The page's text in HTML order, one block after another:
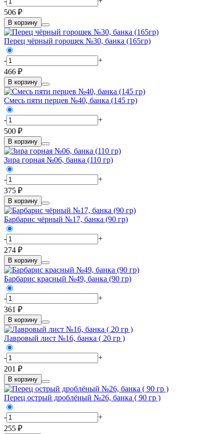
506 ₽
В корзину
Перец чёрный горошек №30, банка (165гр)
-
+
466 ₽
В корзину
Смесь пяти перцев №40, банка (145 гр)
-
+
500 ₽
В корзину
Зира горная №06, банка (110 гр)
-
+
375 ₽
В корзину
Барбарис чёрный №17, банка (90 гр)
-
+
274 ₽
В корзину
Барбарис красный №49, банка (90 гр)
-
+
361 ₽
В корзину
Лавровый лист №16, банка ( 20 гр )
-
+
201 ₽
В корзину
Перец острый дроблёный №26, банка ( 90 гр )
-
+
255 ₽